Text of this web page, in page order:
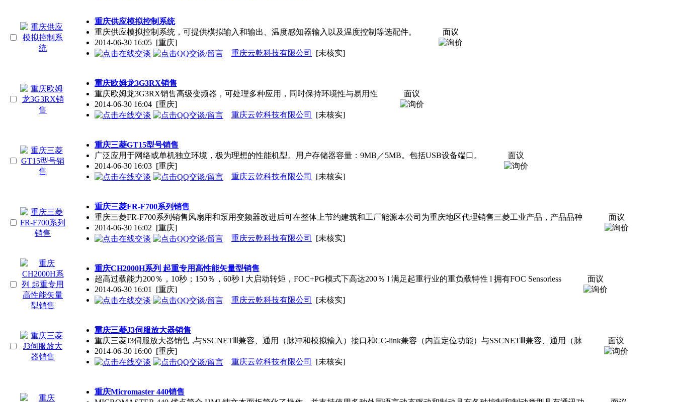
重庆供应模拟控制系统
重庆供应模拟控制系统，可提供模拟输入和输出、温度感知器输入以及温度控制等选配件。
2014-06-30 16:05 [重庆]
重庆云乾科技有限公司
[未核实]
面议
重庆欧姆龙3G3RX销售
重庆欧姆龙3G3RX销售高级变频器，可处理多种应用，同时保持环境性与易用性
2014-06-30 16:04 [重庆]
重庆云乾科技有限公司
[未核实]
面议
重庆三菱GT15型号销售
广泛应用于网络或单机独立环境，极为理想的性能机型。用户存储器容量：9MB／5MB。包括USB设备端口。
2014-06-30 16:03 [重庆]
重庆云乾科技有限公司
[未核实]
面议
重庆三菱FR-F700系列销售
重庆三菱FR-F700系列销售风扇用和泵用变频器改进后可在整体上节约建筑和工厂能源本公司为重庆地区代理销售三菱工业产品，产品品种
2014-06-30 16:02 [重庆]
重庆云乾科技有限公司
[未核实]
面议
重庆CH2000H系列 起重专用高性能矢量型销售
超高过载能力200％，10秒；150％，60秒 l 大启动转矩，FOC+PG模式下高达200％ l 满足起重行业的重负载特性 l 拥有FOC Sensorless
2014-06-30 16:01
[重庆]
重庆云乾科技有限公司
[未核实]
面议
重庆三菱J3伺服放大器销售
重庆三菱J3伺服放大器销售 ,与SSCNETⅢ兼容、通用（脉冲和模拟输入）接口和CC-link兼容（内置定位功能）与SSCNETⅢ兼容、通用（脉
2014-06-30 16:00 [重庆]
重庆云乾科技有限公司
[未核实]
面议
重庆Micromaster 440销售